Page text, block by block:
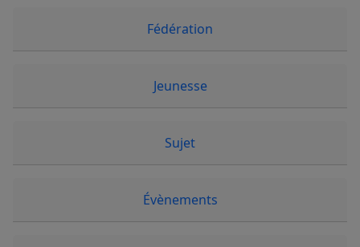
Fédération
Jeunesse
Sujet
Évènements